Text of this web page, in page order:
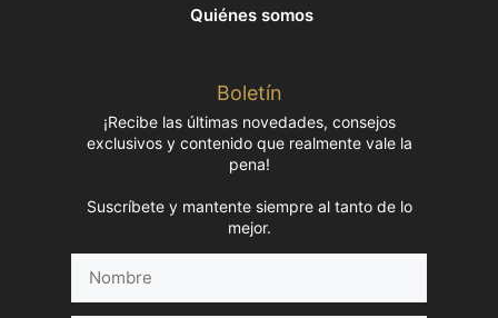
Quiénes somos
Boletín
¡Recibe las últimas novedades, consejos
exclusivos y contenido que realmente vale la
pena!
Suscríbete y mantente siempre al tanto de lo
mejor.